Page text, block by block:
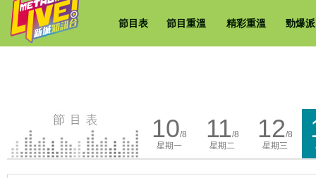
節目表 節目重溫 精彩重溫 勁爆
10/8
星期一
11/8
星期二
12/8
星期三